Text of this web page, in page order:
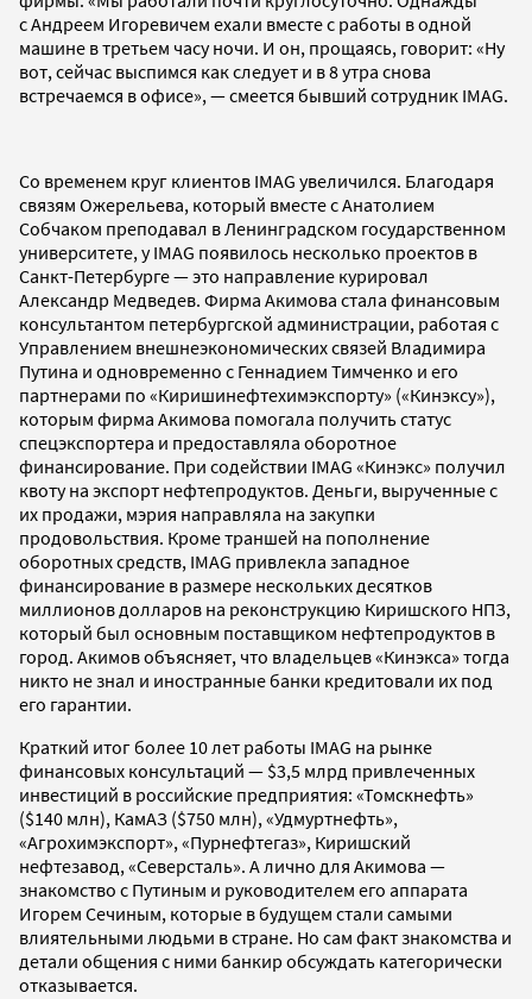
с Андреем Игоревичем ехали вместе с работы в одной
машине в третьем часу ночи. И он, прощаясь, говорит: «Ну
вот, сейчас выспимся как следует и в 8 утра снова
встречаемся в офисе», — смеется бывший сотрудник IMAG.
Со временем круг клиентов IMAG увеличился. Благодаря
связям Ожерельева, который вместе с Анатолием
Собчаком преподавал в Ленинградском государственном
университете, у IMAG появилось несколько проектов в
Санкт-Петербурге — это направление курировал
Александр Медведев. Фирма Акимова стала финансовым
консультантом петербургской администрации, работая с
Управлением внешнеэкономических связей Владимира
Путина и одновременно с Геннадием Тимченко и его
партнерами по «Киришинефтехимэкспорту» («Кинэксу»),
которым фирма Акимова помогала получить статус
спецэкспортера и предоставляла оборотное
финансирование. При содействии IMAG «Кинэкс» получил
квоту на экспорт нефтепродуктов. Деньги, вырученные с
их продажи, мэрия направляла на закупки
продовольствия. Кроме траншей на пополнение
оборотных средств, IMAG привлекла западное
финансирование в размере нескольких десятков
миллионов долларов на реконструкцию Киришского НПЗ,
который был основным поставщиком нефтепродуктов в
город. Акимов объясняет, что владельцев «Кинэкса» тогда
никто не знал и иностранные банки кредитовали их под
его гарантии.
Краткий итог более 10 лет работы IMAG на рынке
финансовых консультаций — $3,5 млрд привлеченных
инвестиций в российские предприятия: «Томскнефть»
($140 млн), КамАЗ ($750 млн), «Удмуртнефть»,
«Агрохимэкспорт», «Пурнефтегаз», Киришский
нефтезавод, «Северсталь». А лично для Акимова —
знакомство с Путиным и руководителем его аппарата
Игорем Сечиным, которые в будущем стали самыми
влиятельными людьми в стране. Но сам факт знакомства и
детали общения с ними банкир обсуждать категорически
отказывается.